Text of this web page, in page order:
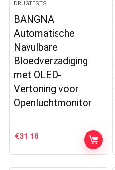
DRUGTESTS
BANGNA
Automatische
Navulbare
Bloedverzadiging
met OLED-
Vertoning voor
Openluchtmonitor
€31.18